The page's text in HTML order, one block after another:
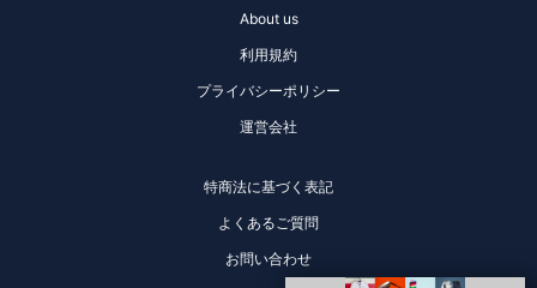
About us
利用規約
プライバシーポリシー
運営会社
特商法に基づく表記
よくあるご質問
お問い合わせ